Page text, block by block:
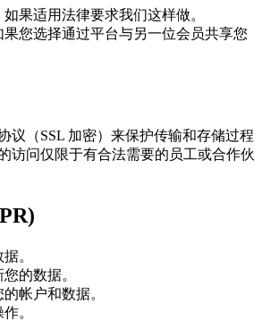
果适用法律要求我们这样做。
您选择通过平台与另一位会员共享您
议（SSL 加密）来保护传输和存储过程
访问仅限于有合法需要的员工或合作伙
。
的数据。
帐户和数据。
。